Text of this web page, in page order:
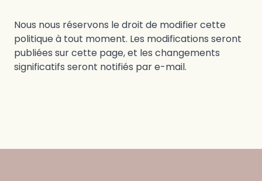
Nous nous réservons le droit de modifier cette
politique à tout moment. Les modifications seront
publiées sur cette page, et les changements
significatifs seront notifiés par e-mail.